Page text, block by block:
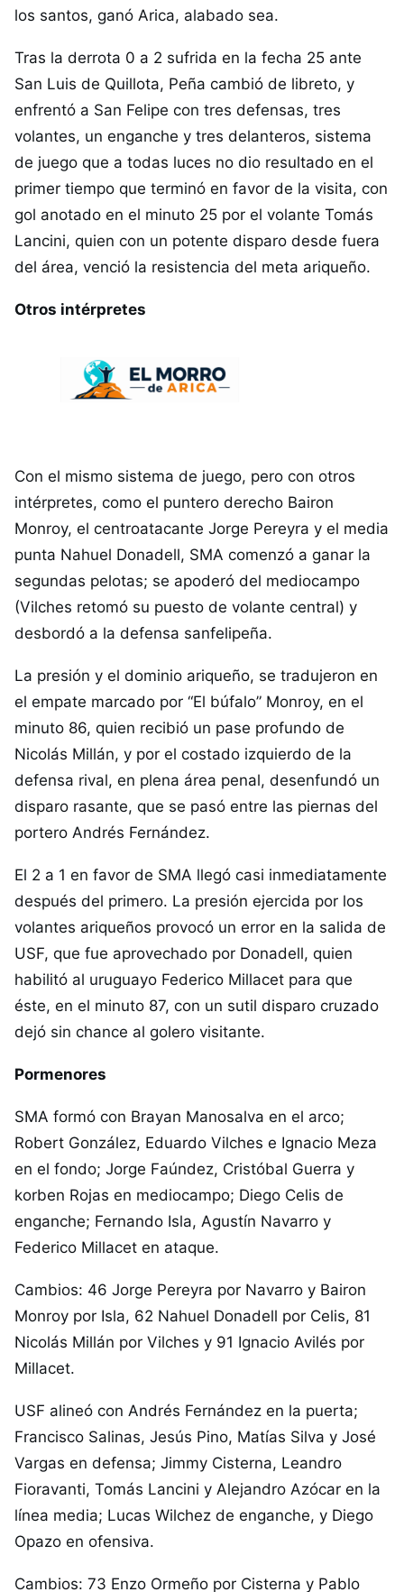
los santos, ganó Arica, alabado sea.
Tras la derrota 0 a 2 sufrida en la fecha 25 ante
San Luis de Quillota, Peña cambió de libreto, y
enfrentó a San Felipe con tres defensas, tres
volantes, un enganche y tres delanteros, sistema
de juego que a todas luces no dio resultado en el
primer tiempo que terminó en favor de la visita, con
gol anotado en el minuto 25 por el volante Tomás
Lancini, quien con un potente disparo desde fuera
del área, venció la resistencia del meta ariqueño.
Otros intérpretes
Con el mismo sistema de juego, pero con otros
intérpretes, como el puntero derecho Bairon
Monroy, el centroatacante Jorge Pereyra y el media
punta Nahuel Donadell, SMA comenzó a ganar la
segundas pelotas; se apoderó del mediocampo
(Vilches retomó su puesto de volante central) y
desbordó a la defensa sanfelipeña.
La presión y el dominio ariqueño, se tradujeron en
el empate marcado por “El búfalo” Monroy, en el
minuto 86, quien recibió un pase profundo de
Nicolás Millán, y por el costado izquierdo de la
defensa rival, en plena área penal, desenfundó un
disparo rasante, que se pasó entre las piernas del
portero Andrés Fernández.
El 2 a 1 en favor de SMA llegó casi inmediatamente
después del primero. La presión ejercida por los
volantes ariqueños provocó un error en la salida de
USF, que fue aprovechado por Donadell, quien
habilitó al uruguayo Federico Millacet para que
éste, en el minuto 87, con un sutil disparo cruzado
dejó sin chance al golero visitante.
Pormenores
SMA formó con Brayan Manosalva en el arco;
Robert González, Eduardo Vilches e Ignacio Meza
en el fondo; Jorge Faúndez, Cristóbal Guerra y
korben Rojas en mediocampo; Diego Celis de
enganche; Fernando Isla, Agustín Navarro y
Federico Millacet en ataque.
Cambios: 46 Jorge Pereyra por Navarro y Bairon
Monroy por Isla, 62 Nahuel Donadell por Celis, 81
Nicolás Millán por Vilches y 91 Ignacio Avilés por
Millacet.
USF alineó con Andrés Fernández en la puerta;
Francisco Salinas, Jesús Pino, Matías Silva y José
Vargas en defensa; Jimmy Cisterna, Leandro
Fioravanti, Tomás Lancini y Alejandro Azócar en la
línea media; Lucas Wilchez de enganche, y Diego
Opazo en ofensiva.
Cambios: 73 Enzo Ormeño por Cisterna y Pablo